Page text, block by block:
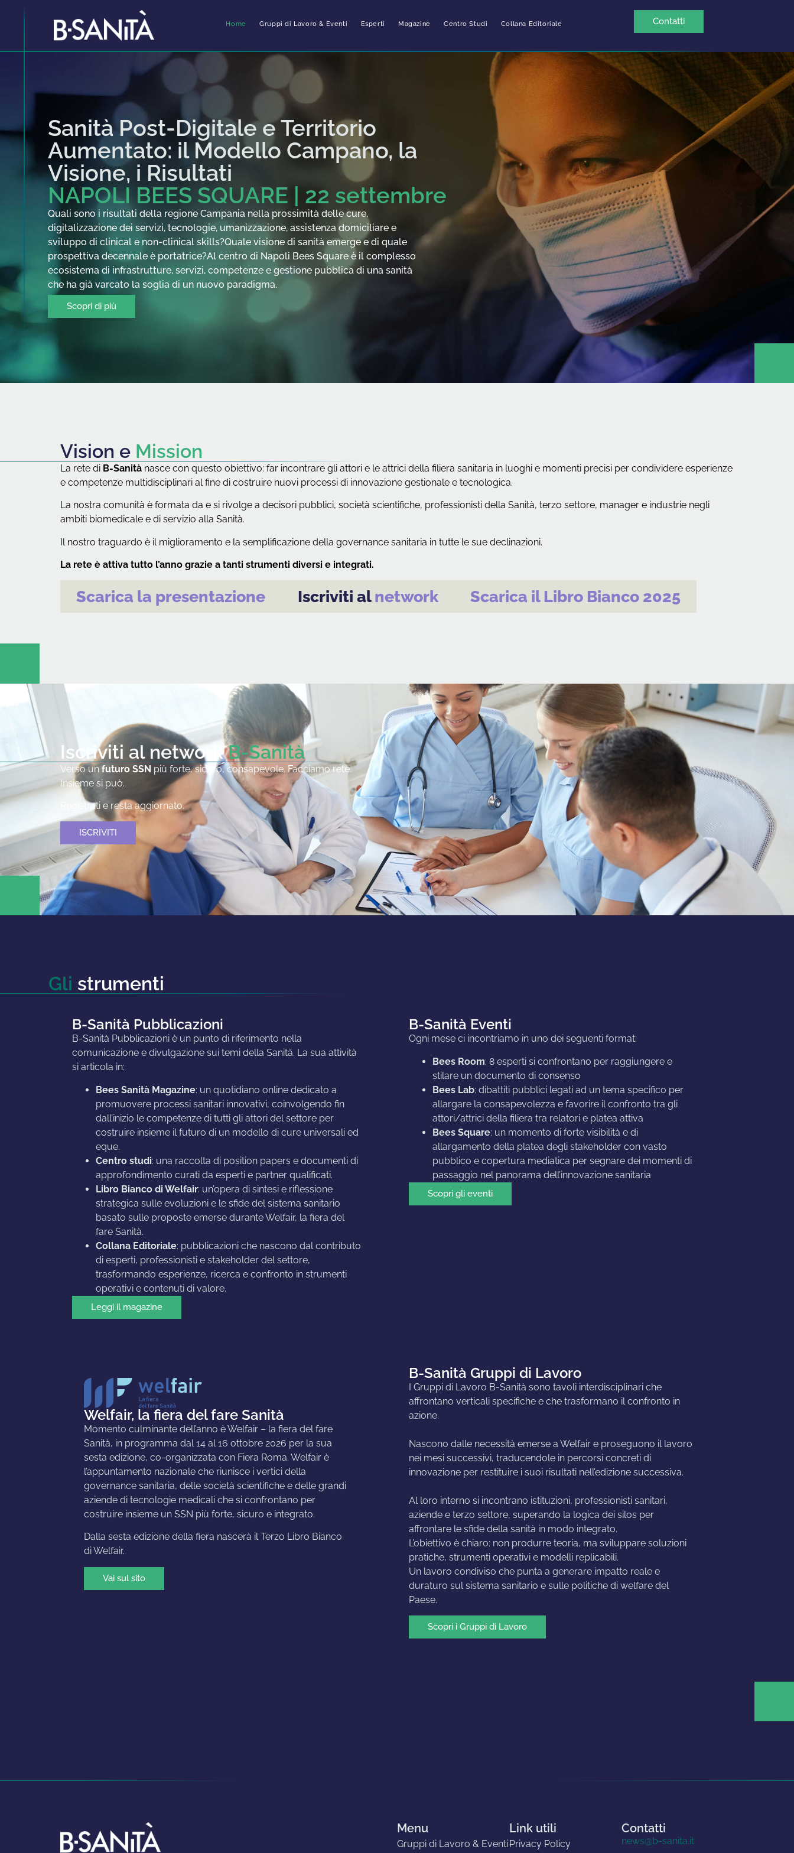
Home Gruppi di Lavoro & Eventi Esperti Magazine Centro Studi Collana Editoriale Contatti
Sanità Post-Digitale e Territorio
Aumentato: il Modello Campano, la
Visione, i Risultati
NAPOLI BEES SQUARE | 22 settembre
Quali sono i risultati della regione Campania nella prossimità delle cure,
digitalizzazione dei servizi, tecnologie, umanizzazione, assistenza domiciliare e
sviluppo di clinical e non-clinical skills?Quale visione di sanità emerge e di quale
prospettiva decennale è portatrice?Al centro di Napoli Bees Square è il complesso
ecosistema di infrastrutture, servizi, competenze e gestione pubblica di una sanità
che ha già varcato la soglia di un nuovo paradigma.
Scopri di più
Vision e Mission
La rete di B-Sanità nasce con questo obiettivo: far incontrare gli attori e le attrici della filiera sanitaria in luoghi e momenti precisi per condividere esperienze
e competenze multidisciplinari al fine di costruire nuovi processi di innovazione gestionale e tecnologica.
La nostra comunità è formata da e si rivolge a decisori pubblici, società scientifiche, professionisti della Sanità, terzo settore, manager e industrie negli
ambiti biomedicale e di servizio alla Sanità.
Il nostro traguardo è il miglioramento e la semplificazione della governance sanitaria in tutte le sue declinazioni.
La rete è attiva tutto l’anno grazie a tanti strumenti diversi e integrati.
Scarica la presentazione Iscriviti alnetwork Scarica il Libro Bianco 2025
Iscriviti al networkB-Sanità
Verso un futuro SSN più forte, sicuro, consapevole. Facciamo rete.
Insieme si può.
Registrati e resta aggiornato.
ISCRIVITI
Gli strumenti
B-Sanità Pubblicazioni
B-Sanità Pubblicazioni è un punto di riferimento nella
comunicazione e divulgazione sui temi della Sanità. La sua attività
si articola in:
Bees Sanità Magazine: un quotidiano online dedicato a
promuovere processi sanitari innovativi, coinvolgendo fin
dall’inizio le competenze di tutti gli attori del settore per
costruire insieme il futuro di un modello di cure universali ed
eque.
Centro studi: una raccolta di position papers e documenti di
approfondimento curati da esperti e partner qualificati.
Libro Bianco di Welfair: un’opera di sintesi e riflessione
strategica sulle evoluzioni e le sfide del sistema sanitario
basato sulle proposte emerse durante Welfair, la fiera del
fare Sanità.
Collana Editoriale: pubblicazioni che nascono dal contributo
di esperti, professionisti e stakeholder del settore,
trasformando esperienze, ricerca e confronto in strumenti
operativi e contenuti di valore.
Leggi il magazine
B-Sanità Eventi
Ogni mese ci incontriamo in uno dei seguenti format:
Bees Room: 8 esperti si confrontano per raggiungere e
stilare un documento di consenso
Bees Lab: dibattiti pubblici legati ad un tema specifico per
allargare la consapevolezza e favorire il confronto tra gli
attori/attrici della filiera tra relatori e platea attiva
Bees Square: un momento di forte visibilità e di
allargamento della platea degli stakeholder con vasto
pubblico e copertura mediatica per segnare dei momenti di
passaggio nel panorama dell’innovazione sanitaria
Scopri gli eventi
Welfair, la fiera del fare Sanità
Momento culminante dell’anno è Welfair – la fiera del fare
Sanità, in programma dal 14 al 16 ottobre 2026 per la sua
sesta edizione, co-organizzata con Fiera Roma. Welfair è
l’appuntamento nazionale che riunisce i vertici della
governance sanitaria, delle società scientifiche e delle grandi
aziende di tecnologie medicali che si confrontano per
costruire insieme un SSN più forte, sicuro e integrato.
Dalla sesta edizione della fiera nascerà il Terzo Libro Bianco
di Welfair.
Vai sul sito
B-Sanità Gruppi di Lavoro
I Gruppi di Lavoro B-Sanità sono tavoli interdisciplinari che
affrontano verticali specifiche e che trasformano il confronto in
azione.
Nascono dalle necessità emerse a Welfair e proseguono il lavoro
nei mesi successivi, traducendole in percorsi concreti di
innovazione per restituire i suoi risultati nell’edizione successiva.
Al loro interno si incontrano istituzioni, professionisti sanitari,
aziende e terzo settore, superando la logica dei silos per
affrontare le sfide della sanità in modo integrato.
L’obiettivo è chiaro: non produrre teoria, ma sviluppare soluzioni
pratiche, strumenti operativi e modelli replicabili.
Un lavoro condiviso che punta a generare impatto reale e
duraturo sul sistema sanitario e sulle politiche di welfare del
Paese.
Scopri i Gruppi di Lavoro
Menu
Gruppi di Lavoro & Eventi
Link utili
Privacy Policy
Contatti
news@b-sanita.it